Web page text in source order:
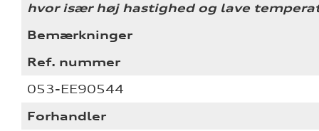
hvor især høj hastighed og lave
Bemærkninger
Ref. nummer
053-EE90544
Forhandler